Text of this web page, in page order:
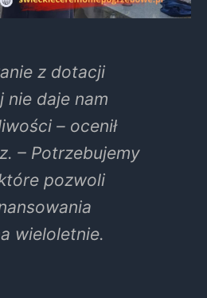
z dotacji
nie daje nam
– ocenił
– Potrzebujemy
pozwoli
wieloletnie.